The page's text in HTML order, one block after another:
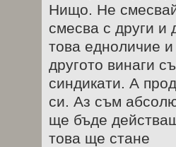
Нищо. Не
смесва с други и
това едноличие
другото винаги
синдикати. А
си. Аз съм
ще бъде
това ще стане